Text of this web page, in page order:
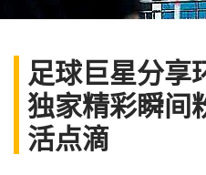
足球巨星分享
独家精彩瞬间
活点滴